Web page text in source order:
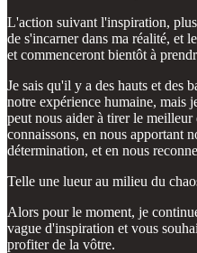
L'action suivant l'inspiration,
de s'incarner dans ma réalité, et
et commenceront bientôt à
Je sais qu'il y a des hauts et des
notre expérience humaine, mais
peut nous aider à tirer le
connaissons, en nous apportant
détermination, et en nous
Telle une lueur au milieu du
Alors pour le moment, je
vague d'inspiration et vous
profiter de la vôtre.